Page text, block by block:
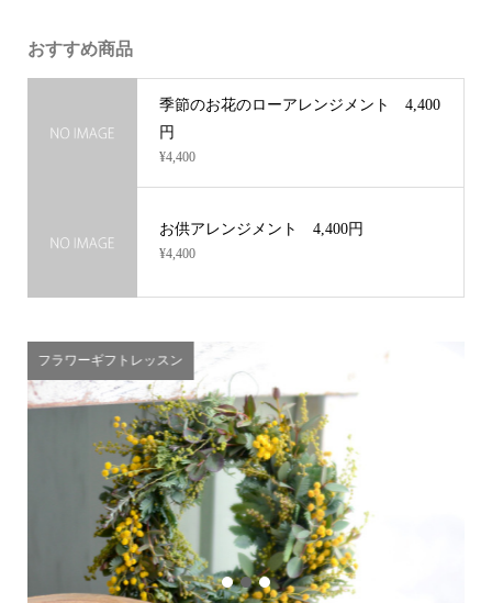
おすすめ商品
季節のお花のローアレンジメント 4,400
円
¥4,400
お供アレンジメント 4,400円
¥4,400
フラワーギフトレッスン
1 2 3